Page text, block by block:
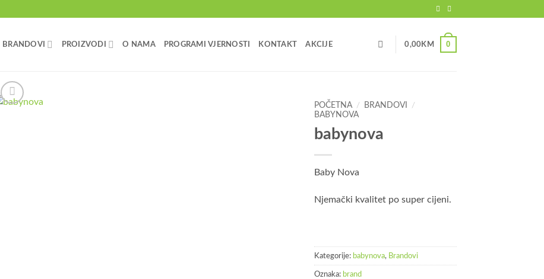
BRANDOVI PROIZVODI O NAMA PROGRAMI VJERNOSTI KONTAKT AKCIJE 0,00KM 0
POČETNA / BRANDOVI
/
BABYNOVA
babynova
Baby Nova
Njemački kvalitet po super cijeni.
Kategorije: babynova, Brandovi
Oznaka: brand